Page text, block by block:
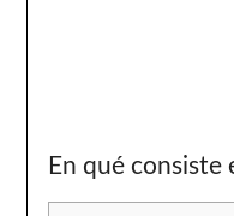
En qué consiste